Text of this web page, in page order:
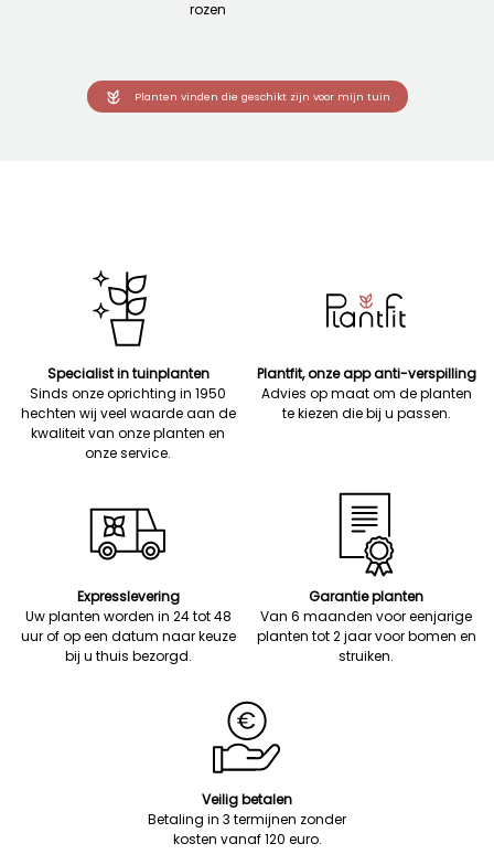
rozen
Planten vinden die geschikt zijn voor mijn tuin
Specialist in tuinplanten
Sinds onze oprichting in 1950
hechten wij veel waarde aan de
kwaliteit van onze planten en
onze service.
Plantfit, onze app anti-verspilling
Advies op maat om de planten
te kiezen die bij u passen.
Expresslevering
Uw planten worden in 24 tot 48
uur of op een datum naar keuze
bij u thuis bezorgd.
Garantie planten
Van 6 maanden voor eenjarige
planten tot 2 jaar voor bomen en
struiken.
Veilig betalen
Betaling in 3 termijnen zonder
kosten vanaf 120 euro.